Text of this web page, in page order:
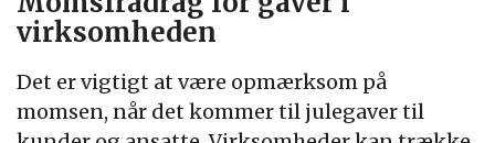
virksomheden
Det er vigtigt at være opmærksom på
momsen, når det kommer til julegaver til